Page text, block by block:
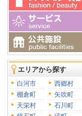
エリアから探す
白河市
西郷村
棚倉町
矢吹町
天栄村
石川町